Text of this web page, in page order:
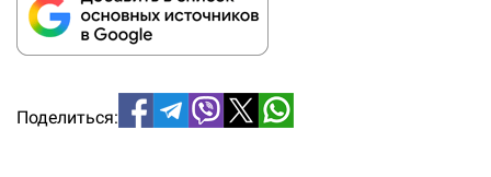
Поделиться: